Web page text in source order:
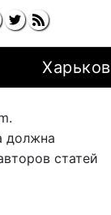
Харьков
должна
статей